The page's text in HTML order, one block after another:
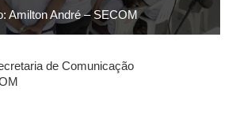
Amilton André – SECOM
de Comunicação